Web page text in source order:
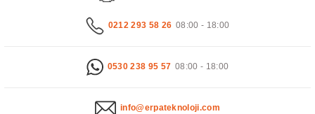
0212 293 58 26 08:00 - 18:00
0530 238 95 57 08:00 - 18:00
info@erpateknoloji.com